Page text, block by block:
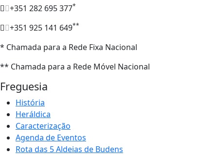
+351 282 695 377*
+351 925 141 649**
* Chamada para a Rede Fixa Nacional
** Chamada para a Rede Móvel Nacional
Freguesia
História
Heráldica
Caracterização
Agenda de Eventos
Rota das 5 Aldeias de Budens